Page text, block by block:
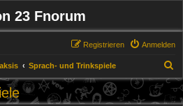
23 Fnorum
Anmelden
Registrieren
Sprach- und Trinkspiele
u